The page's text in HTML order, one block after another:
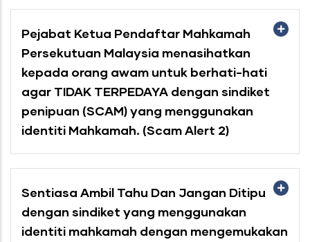
Pejabat Ketua Pendaftar Mahkamah
Persekutuan Malaysia menasihatkan
kepada orang awam untuk berhati-hati
agar TIDAK TERPEDAYA dengan sindiket
penipuan (SCAM) yang menggunakan
identiti Mahkamah. (Scam Alert 2)
Sentiasa Ambil Tahu Dan Jangan Ditipu
dengan sindiket yang menggunakan
identiti mahkamah dengan mengemukakan